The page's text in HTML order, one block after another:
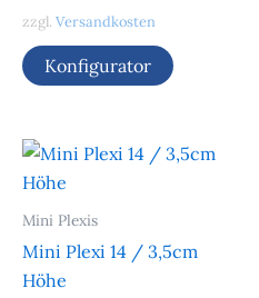
zzgl. Versandkosten
Konfigurator
Mini Plexis
Mini Plexi 14 / 3,5cm
Höhe